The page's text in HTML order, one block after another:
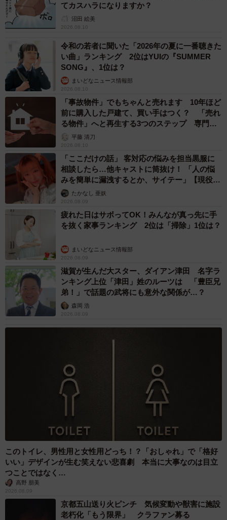
てカスハラになりますか？
沼田 絵美
2026.08.10
令和の若者に聞いた「2026年の夏に一番聴きた
い曲」ランキング 2位はYUIの『SUMMER
SONG』、1位は？
まいどなニュース情報部
2026.08.10
「事故物件」でもちゃんと売れます 10年ほど
前に購入した戸建て、買い手はつく？ 「売れ
る物件」へと再生する3つのステップ 専門家
が解説平藤 清刀
2026.08.10
「ここだけの話」 客対応の悩みを担当黒服に
相談したら…他キャストに筒抜け！ 「人の悩
みを簡単に漏洩するとか、サイテー」【現役キ
ャストに取材】
たかなし 亜妖
2026.08.09
疲れた日はサボってOK！みんなが真っ先に手
を抜く家事ランキング 2位は「掃除」1位は？
まいどなニュース情報部
2026.08.09
滋賀が生んだ大スター、ダイアン津田 名字ラ
ンキング上位「津田」姓のルーツは 「豊臣兄
弟！」で話題の武将にも意外な関係が…？
森岡 浩
2026.08.09
このトイレ、男性用と女性用どっち！？「おしゃれ」で「格好
いい」デザインが生む笑えない悲喜劇 本当に大事なのは目立
つことではなく…
高野 朋美
2026.08.09
京都五山送り火ピンチ 気候変動や獣害に施設
老朽化「もう限界」 クラファン募る